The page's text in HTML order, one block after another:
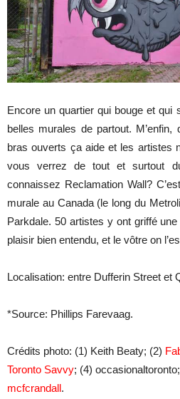
Encore un quartier qui bouge et qui
belles murales de partout.
bras ouverts ça aide et les artistes
vous verrez de tout et surtout
connaissez Reclamation Wall?
murale au Canada (le long du
Parkdale. 50 artistes y ont griffé
plaisir bien entendu, et le vôtre on
Localisation: entre Dufferin Street et
*Source: Phillips Farevaag.
Crédits photo: (1) Keith Beaty; (2)
Toronto Savvy; (4)
mcfcrandall.